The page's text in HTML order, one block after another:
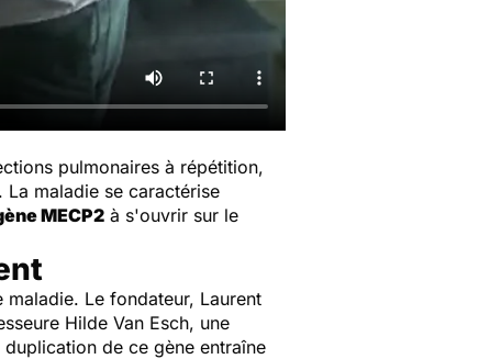
pulmonaires à répétition,
maladie se caractérise
MECP2 à s'ouvrir sur le
Le fondateur, Laurent
Hilde Van Esch, une
de ce gène entraîne